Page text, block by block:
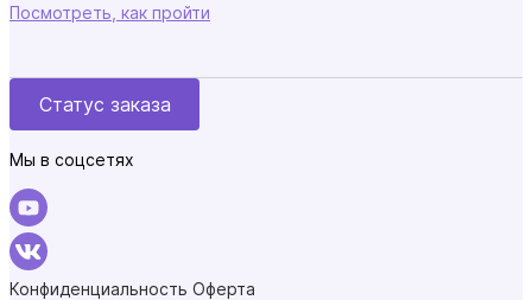
Посмотреть, как пройти
Статус заказа
Мы в соцсетях
Конфиденциальность Оферта